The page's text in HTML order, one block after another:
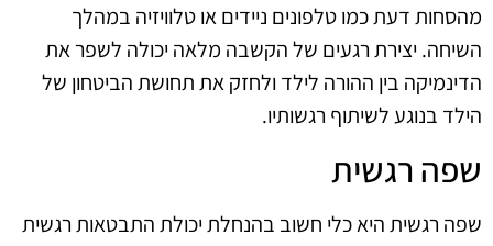
מהסחות דעת כמו טלפונים ניידים או טלוויזיה במהלך
השיחה. יצירת רגעים של הקשבה מלאה יכולה לשפר את
הדינמיקה בין ההורה לילד ולחזק את תחושת הביטחון של
הילד בנוגע לשיתוף רגשותיו.
שפה רגשית
שפה רגשית היא כלי חשוב בהנחלת יכולת התבטאות רגשית